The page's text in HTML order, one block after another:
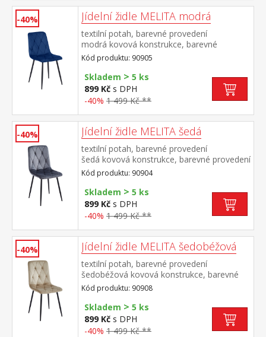
-40% Jídelní židle MELITA modrá
textilní potah, barevné provedení
modrá kovová konstrukce, barevné
provedení černá výška sedu 50
cm doporučená nosnost do 120 kg
Kód produktu: 90905
Skladem > 5 ks
899 Kč s DPH
-40% 1 499 Kč **
-40% Jídelní židle MELITA šedá
textilní potah, barevné provedení
šedá kovová konstrukce, barevné provedení
černá výška sedu 50 cm doporučená
nosnost do 120 kg
Kód produktu: 90904
Skladem > 5 ks
899 Kč s DPH
-40% 1 499 Kč **
-40% Jídelní židle MELITA šedobéžová
textilní potah, barevné provedení
šedobéžová kovová konstrukce, barevné
provedení černá výška sedu 50
cm doporučená nosnost do 120 kg
Kód produktu: 90908
Skladem > 5 ks
899 Kč s DPH
-40% 1 499 Kč **